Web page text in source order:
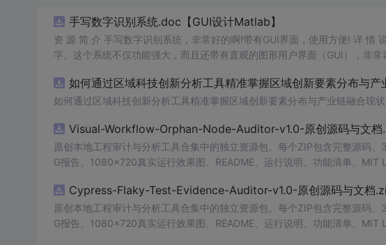
手写数字识别系统.doc【GUI设计Matlab】
资 源 简 介 手写数字识别系统，非常好的啊!带有GUI界面，使用方便! 详 情
字。这个系统不仅功能强大，而且还带有直观的图形用户界面（GUI），非
便和实用的工具，你一定会喜欢它的！
如何通过区域科技创新分析工具精准掌握区域创新要素分布与
如何通过区域科技创新分析工具精准掌握区域创新要素分布与产业链融合现状
Visual-Workflow-Orphan-Node-Auditor-v1.0-原创源码与文档
原创本地工程审计与分析工具合集中的独立资源包。每个ZIP包含完整源码
G报告、1080×720真实运行效果图、README、运行说明、功能清单、
源码、Logo、官方截图、论文、生产日志或其他受限素材。适合前端开发、
Cypress-Flaky-Test-Evidence-Auditor-v1.0-原创源码与文档
原创本地工程审计与分析工具合集中的独立资源包。每个ZIP包含完整源码
G报告、1080×720真实运行效果图、README、运行说明、功能清单、